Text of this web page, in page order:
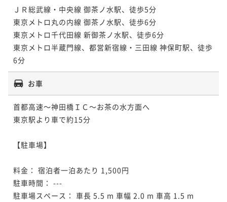
ＪＲ総武線・中央線 御茶ノ水駅、徒歩5分
東京メトロ丸の内線 御茶ノ水駅、徒歩6分
東京メトロ千代田線 新御茶ノ水駅、徒歩6分
東京メトロ半蔵門線、都営新宿線・三田線 神保町駅、徒歩
6分
お車
首都高速～神田橋ＩＣ～お茶の水方面へ
東京駅より車で約15分
【駐車場】
料金： 宿泊者一泊あたり 1,500円
駐車時間： ---
駐車場スペース： 車長 5.5 m 車幅 2.0 m 車高 1.5 m